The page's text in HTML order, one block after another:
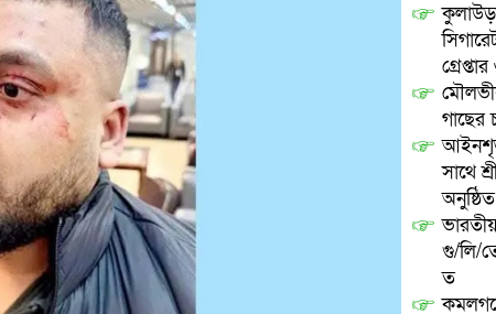
গাছের
সাথে
অনুষ্ঠিত
গু/লি/
ত